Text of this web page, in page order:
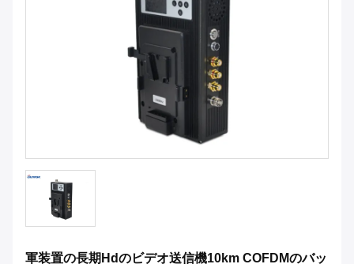
軍装置の長期Hdのビデオ送信機10km COFDMのバッ